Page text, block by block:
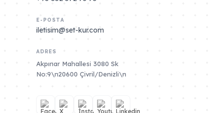
E-POSTA
iletisim@set-kur.com
ADRES
Akpınar Mahallesi 3080 Sk
No:9\n20600 Çivril/Denizli\n